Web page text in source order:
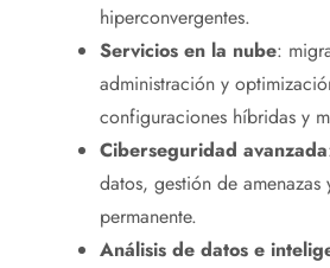
hiperconvergentes.
Servicios en la nube:
administración y
configuraciones híbridas y
Ciberseguridad avanzada
datos, gestión de amenazas
permanente.
Análisis de datos e